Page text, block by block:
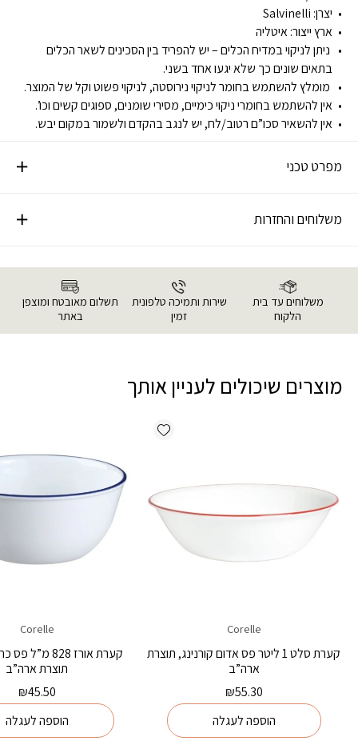
יצרן: Salvinelli
ארץ ייצור: איטליה
ניתן לניקוי במדיח הכלים – יש להפריד בין הסכינים לשאר הכלים
בתאים שונים כך שלא יגעו אחד בשני.
מומלץ להשתמש בחומר לניקוי נירוסטה, לניקוי פשוט וקל של המוצר.
אין להשתמש בחומרי ניקוי כימיים, מסירי שומנים, ספוגים קשים וכו’.
אין להשאיר סכו”ם רטוב/לח, יש לנגב בהקדם ולשמור במקום יבש.
מפרט טכני
משלוחים והחזרות
משלוחים עד בית
הלקוח
שירות ותמיכה טלפונית
זמין
תשלום מאובטח ומוצפן
באתר
מוצרים שיכולים לעניין אותך
Add wishlist
Corelle
קערת סלט 1 ליטר פס אדום קורנינג, תוצרת
ארה”ב
₪55.30
הוספה לעגלה
Corelle
קערת אורז 828
תוצרת ארה”ב
₪45.50
הוספה לעגלה